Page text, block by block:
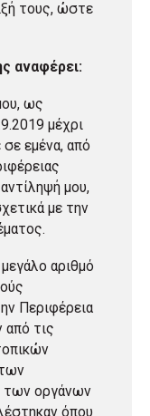
τους, ώστε
αναφέρει:
ως
μέχρι
εμένα, από
μου,
με την
μεγάλο αριθμό
Περιφέρεια
από τις
των οργάνων